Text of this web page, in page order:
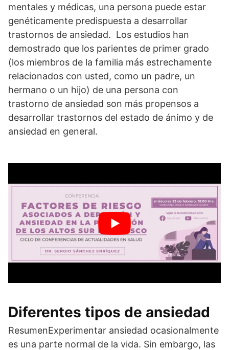
mentales y médicas, una persona puede estar
genéticamente predispuesta a desarrollar
trastornos de ansiedad. Los estudios han
demostrado que los parientes de primer grado
(los miembros de la familia más estrechamente
relacionados con usted, como un padre, un
hermano o un hijo) de una persona con
trastorno de ansiedad son más propensos a
desarrollar trastornos del estado de ánimo y de
ansiedad en general.
Diferentes tipos de ansiedad
ResumenExperimentar ansiedad ocasionalmente
es una parte normal de la vida. Sin embargo, las